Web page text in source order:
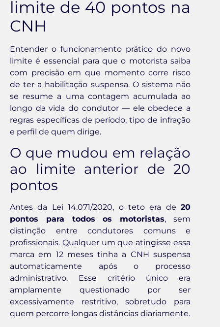
limite de 40 pontos na
CNH
Entender o funcionamento prático do novo
limite é essencial para que o motorista saiba
com precisão em que momento corre risco
de ter a habilitação suspensa. O sistema não
se resume a uma contagem acumulada ao
longo da vida do condutor — ele obedece a
regras específicas de período, tipo de infração
e perfil de quem dirige.
O que mudou em relação
ao limite anterior de 20
pontos
Antes da Lei 14.071/2020, o teto era de 20
pontos para todos os motoristas, sem
distinção entre condutores comuns e
profissionais. Qualquer um que atingisse essa
marca em 12 meses tinha a CNH suspensa
automaticamente após o processo
administrativo. Esse critério único era
amplamente questionado por ser
excessivamente restritivo, sobretudo para
quem percorre longas distâncias diariamente.